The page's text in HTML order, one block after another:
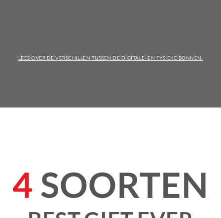
LEES OVER DE VERSCHILLEN TUSSEN DE DIGITALE- EN FYSIEKE BONNEN.
4 SOORTEN